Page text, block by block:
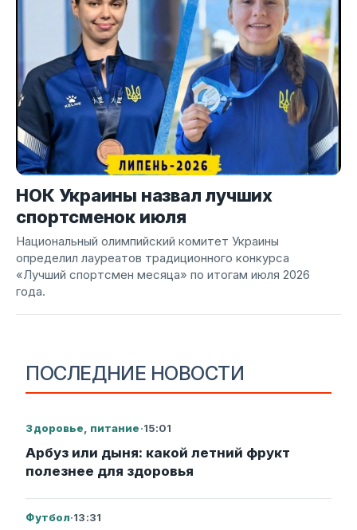
ПОСЛЕДНИЕ НОВОСТИ
Здоровье, питание·15:01
Арбуз или дыня: какой летний фрукт
полезнее для здоровья
Футбол·13:31
НОК Украины назвал лучших
спортсменок июля
Национальный олимпийский комитет Украины
определил лауреатов традиционного конкурса
«Лучший спортсмен месяца» по итогам июля 2026
года.